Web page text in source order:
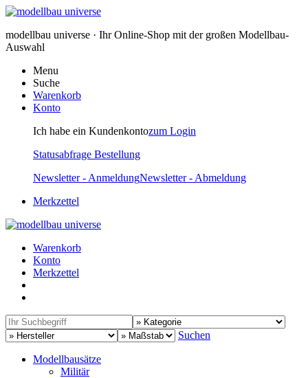
modellbau universe · Ihr Online-Shop mit der großen Modellbau-
Auswahl
Menu
Suche
Warenkorb
Konto
Ich habe ein Kundenkontozum Login
Statusabfrage Bestellung
Newsletter - AnmeldungNewsletter - Abmeldung
Merkzettel
Warenkorb
Konto
Merkzettel
Suchen
Modellbausätze
Militär